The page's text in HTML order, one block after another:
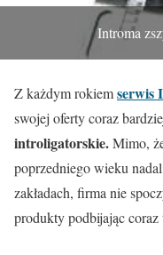
Introma
Z każdym rokiemserwis
swojej oferty coraz
introligatorskie.Mimo,
poprzedniego wieku
zakładach, firma nie
produkty podbijając